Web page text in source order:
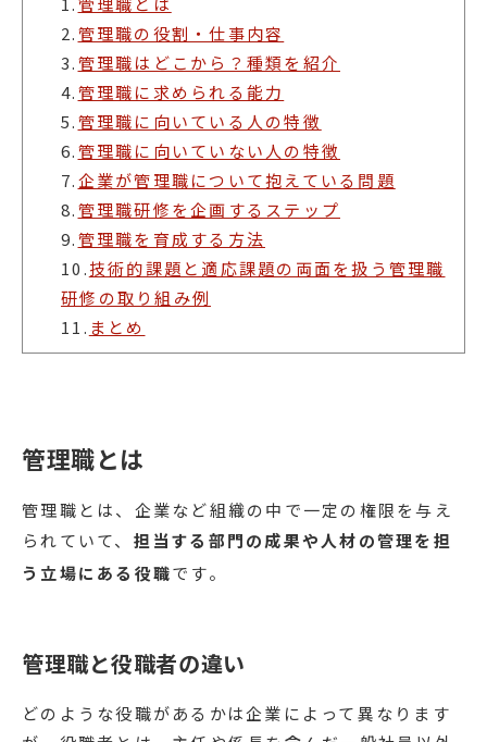
2.管理職の役割・仕事内容
3.管理職はどこから？種類を紹介
4.管理職に求められる能力
5.管理職に向いている人の特徴
6.管理職に向いていない人の特徴
7.企業が管理職について抱えている問題
8.管理職研修を企画するステップ
9.管理職を育成する方法
10.技術的課題と適応課題の両面を扱う管理職
研修の取り組み例
11. まとめ
管理職とは
管理職とは、企業など組織の中で一定の権限を与え
られていて、 担当する部門の成果や人材の管理を担
う立場にある役職です。
管理職と役職者の違い
どのような役職があるかは企業によって異なります